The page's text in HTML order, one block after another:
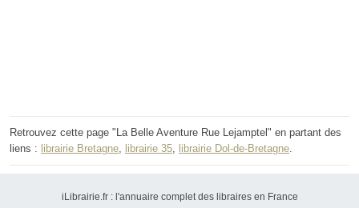
Retrouvez cette page "La Belle Aventure Rue Lejamptel" en partant des
liens : librairie Bretagne, librairie 35, librairie Dol-de-Bretagne.
iLibrairie.fr : l'annuaire complet des libraires en France